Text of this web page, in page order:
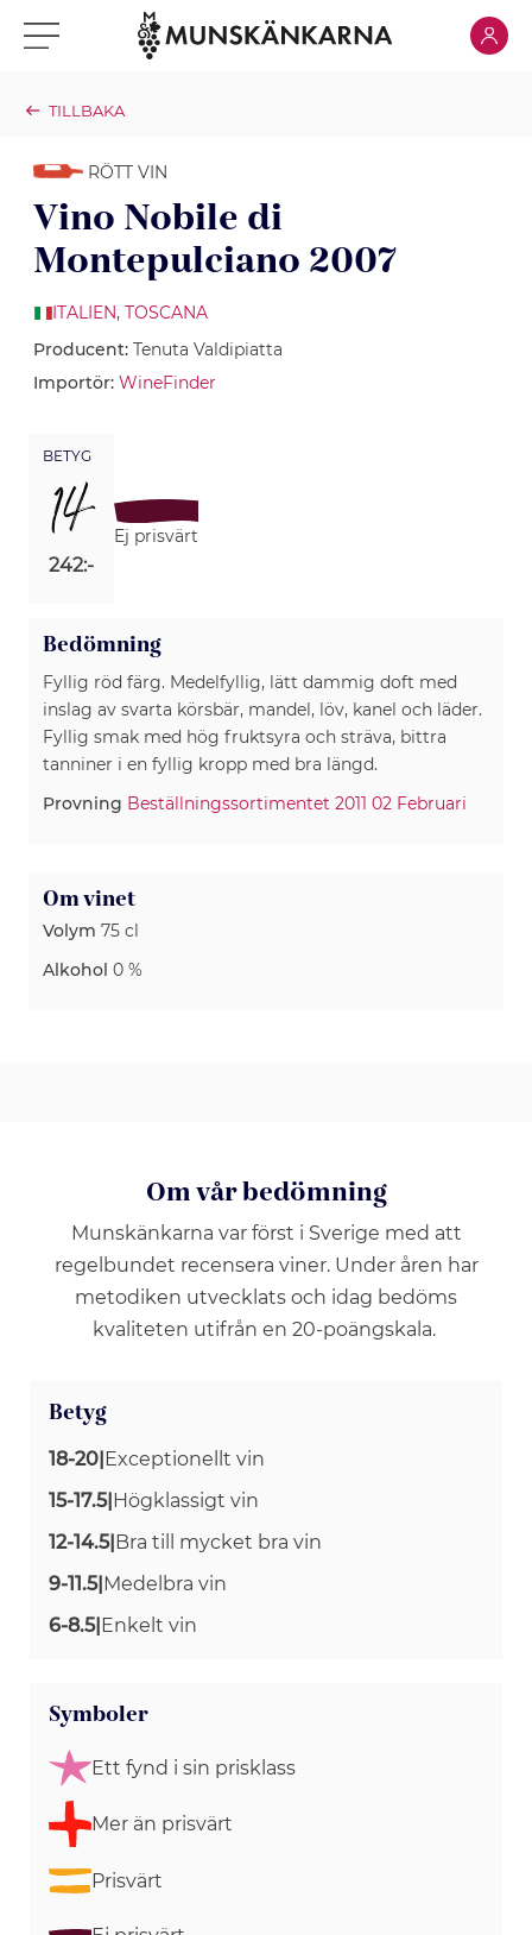
Klicka för meny Klicka
TILLBAKA
RÖTT VIN
Vino Nobile di
Montepulciano 2007
ITALIEN, TOSCANA
Producent: Tenuta Valdipiatta
Importör: WineFinder
BETYG
14
242:-
Ej prisvärt
Bedömning
Fyllig röd färg. Medelfyllig, lätt dammig doft med
inslag av svarta körsbär, mandel, löv, kanel och läder.
Fyllig smak med hög fruktsyra och sträva, bittra
Provning Beställningssortimentet 2011 02 Februari
Om vinet
Volym 75 cl
Alkohol 0 %
Om vår bedömning
Munskänkarna var först i Sverige med att
regelbundet recensera viner. Under åren har
metodiken utvecklats och idag bedöms
kvaliteten utifrån en 20-poängskala.
Betyg
18-20 Exceptionellt vin
15-17.5| Högklassigt vin
12-14.5| Bra till mycket bra vin
9-11.5| Medelbra vin
6-8.5| Enkelt vin
Symboler
Ett fynd i sin prisklass
Mer än prisvärt
Prisvärt